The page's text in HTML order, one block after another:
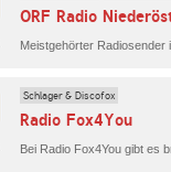
ORF Radio
Schlager & Discofox
Radio Fox4You